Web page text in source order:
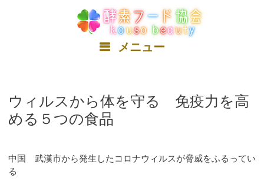
メニュー
ウィルスから体を守る 免疫力を高
める５つの食品
中国 武漢市から発生したコロナウィルスが脅威をふるってい
る